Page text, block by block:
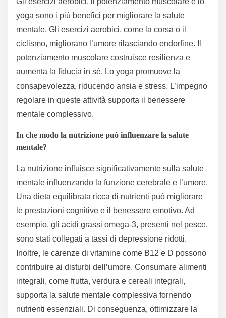
yoga sono i più benefici per migliorare la salute
mentale. Gli esercizi aerobici, come la corsa o il
ciclismo, migliorano l’umore rilasciando endorfine. Il
potenziamento muscolare costruisce resilienza e
aumenta la fiducia in sé. Lo yoga promuove la
consapevolezza, riducendo ansia e stress. L’impegno
regolare in queste attività supporta il benessere
mentale complessivo.
In che modo la nutrizione può influenzare la salute
mentale?
La nutrizione influisce significativamente sulla salute
mentale influenzando la funzione cerebrale e l’umore.
Una dieta equilibrata ricca di nutrienti può migliorare
le prestazioni cognitive e il benessere emotivo. Ad
esempio, gli acidi grassi omega-3, presenti nel pesce,
sono stati collegati a tassi di depressione ridotti.
Inoltre, le carenze di vitamine come B12 e D possono
contribuire ai disturbi dell’umore. Consumare alimenti
integrali, come frutta, verdura e cereali integrali,
supporta la salute mentale complessiva fornendo
nutrienti essenziali. Di conseguenza, ottimizzare la